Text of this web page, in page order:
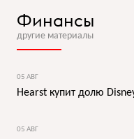
Финансы
другие материалы
05 АВГ
Hearst купит долю
05 АВГ